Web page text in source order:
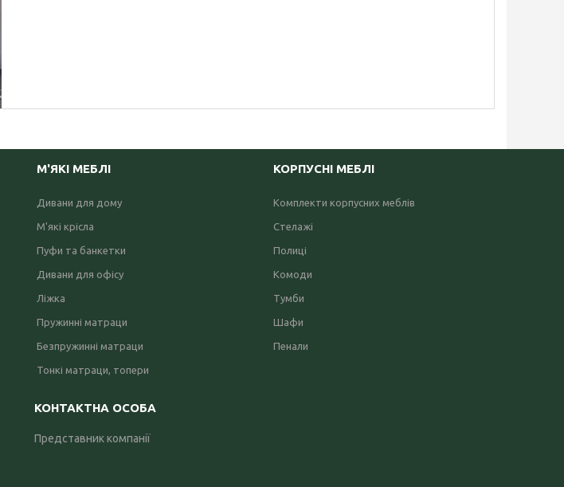
М'ЯКІ МЕБЛІ
Дивани для дому
М'які крісла
Пуфи та банкетки
Дивани для офісу
Ліжка
Пружинні матраци
Безпружинні матраци
Тонкі матраци, топери
КОРПУСНІ МЕБЛІ
Комплекти корпусних меблів
Стелажі
Полиці
Комоди
Тумби
Шафи
Пенали
Представник компанії